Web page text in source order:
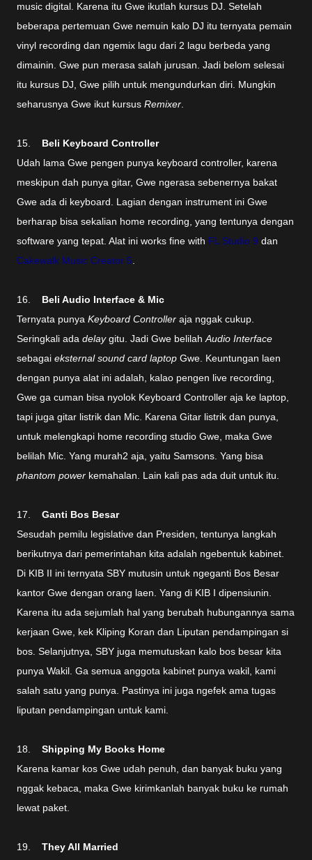
music digital. Karena itu Gwe ikutlah kursus DJ. Setelah
beberapa pertemuan Gwe nemuin kalo DJ itu ternyata pemain
vinyl recording dan ngemix lagu dari 2 lagu berbeda yang
dimainin. Gwe pun merasa salah jurusan. Jadi belom selesai
itu kursus DJ, Gwe pilih untuk mengundurkan diri. Mungkin
seharusnya Gwe ikut kursus Remixer
15. Beli Keyboard Controller
Udah lama Gwe pengen punya keyboard controller, karena
meskipun dah punya gitar, Gwe ngerasa sebenernya bakat
Gwe ada di keyboard. Lagian dengan instrument ini Gwe
berharap bisa sekalian home recording, yang tentunya dengan
software yang tepat. Alat ini works fine with FL Studio 9 dan
Cakewalk Music Creator 5
16. Beli Audio Interface & Mic
Ternyata punya Keyboard Controller aja nggak cukup.
Seringkali ada delaygitu. Jadi Gwe belilah Audio Interface
sebagai eksternal sound card laptop Gwe. Keuntungan laen
dengan punya alat ini adalah, kalao pengen live recording,
Gwe ga cuman bisa nyolok Keyboard Controller aja ke laptop,
tapi juga gitar listrik dan Mic. Karena Gitar listrik dan punya,
untuk melengkapi home recording studio Gwe, maka Gwe
belilah Mic. Yang murah2 aja, yaitu Samsons. Yang bisa
phantom power kemahalan. Lain kali pas ada duit untuk itu.
17. Ganti Bos Besar
Sesudah pemilu legislative dan Presiden, tentunya langkah
berikutnya dari pemerintahan kita adalah ngebentuk kabinet.
Di KIB II ini ternyata SBY mutusin untuk ngeganti Bos Besar
kantor Gwe dengan orang laen. Yang di KIB I dipensiunin.
Karena itu ada sejumlah hal yang berubah hubungannya sama
kerjaan Gwe, kek Kliping Koran dan Liputan pendampingan si
bos. Selanjutnya, SBY juga memutuskan kalo bos besar kita
punya Wakil. Ga semua anggota kabinet punya wakil, kami
salah satu yang punya. Pastinya ini juga ngefek ama tugas
liputan pendampingan untuk kami.
18. Shipping My Books Home
Karena kamar kos Gwe udah penuh, dan banyak buku yang
nggak kebaca, maka Gwe kirimkanlah banyak buku ke rumah
lewat paket.
19. They All Married